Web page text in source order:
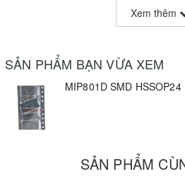
Xem thêm
SẢN PHẨM BẠN VỪA XEM
MIP801D SMD HSSOP24
SẢN PHẨM